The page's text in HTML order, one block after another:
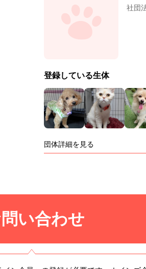
社団
登録している生体
団体詳細を見る
い合わせ